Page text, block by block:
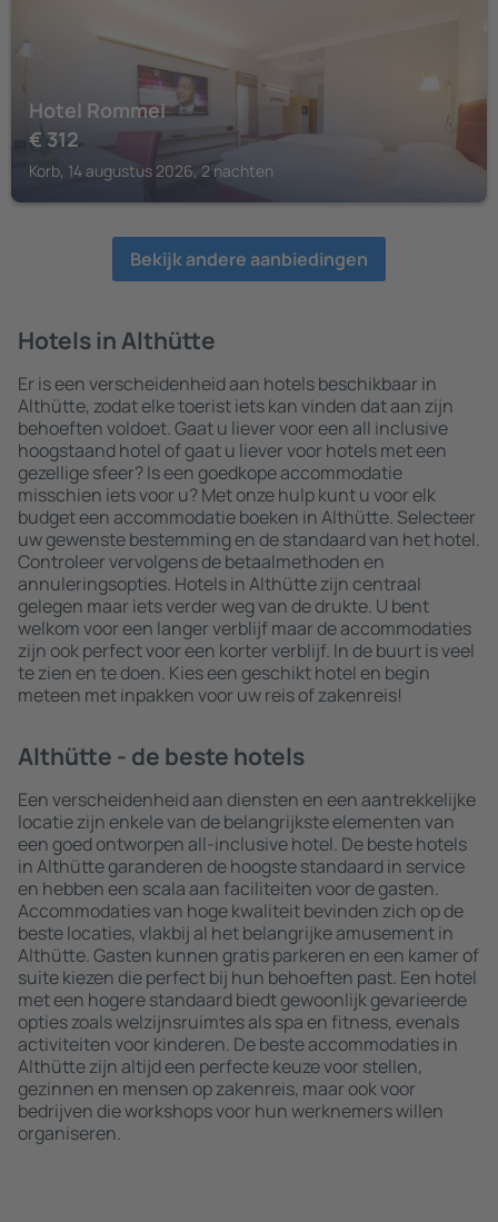
Hotel Rommel
€ 312
Korb, 14 augustus 2026, 2 nachten
Bekijk andere aanbiedingen
Hotels in Althütte
Er is een verscheidenheid aan hotels beschikbaar in
Althütte, zodat elke toerist iets kan vinden dat aan zijn
behoeften voldoet. Gaat u liever voor een all inclusive
hoogstaand hotel of gaat u liever voor hotels met een
gezellige sfeer? Is een goedkope accommodatie
misschien iets voor u? Met onze hulp kunt u voor elk
budget een accommodatie boeken in Althütte. Selecteer
uw gewenste bestemming en de standaard van het hotel.
Controleer vervolgens de betaalmethoden en
annuleringsopties. Hotels in Althütte zijn centraal
gelegen maar iets verder weg van de drukte. U bent
welkom voor een langer verblijf maar de accommodaties
zijn ook perfect voor een korter verblijf. In de buurt is veel
te zien en te doen. Kies een geschikt hotel en begin
meteen met inpakken voor uw reis of zakenreis!
Althütte - de beste hotels
Een verscheidenheid aan diensten en een aantrekkelijke
locatie zijn enkele van de belangrijkste elementen van
een goed ontworpen all-inclusive hotel. De beste hotels
in Althütte garanderen de hoogste standaard in service
en hebben een scala aan faciliteiten voor de gasten.
Accommodaties van hoge kwaliteit bevinden zich op de
beste locaties, vlakbij al het belangrijke amusement in
Althütte. Gasten kunnen gratis parkeren en een kamer of
suite kiezen die perfect bij hun behoeften past. Een hotel
met een hogere standaard biedt gewoonlijk gevarieerde
opties zoals welzijnsruimtes als spa en fitness, evenals
activiteiten voor kinderen. De beste accommodaties in
Althütte zijn altijd een perfecte keuze voor stellen,
gezinnen en mensen op zakenreis, maar ook voor
bedrijven die workshops voor hun werknemers willen
organiseren.